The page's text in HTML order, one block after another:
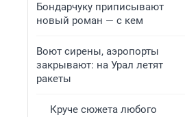
Бондарчуку приписывают
новый роман — с кем
Воют сирены, аэропорты
закрывают: на Урал летят
ракеты
Круче сюжета любого